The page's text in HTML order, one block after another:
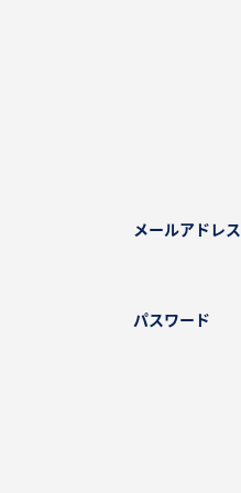
メールアドレス
パスワード